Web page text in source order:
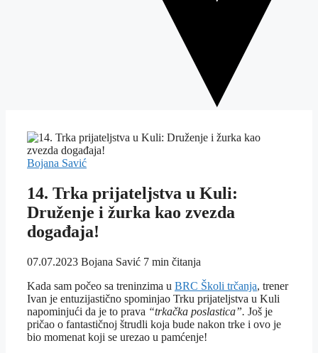
Bojana Savić
14. Trka prijateljstva u Kuli:
Druženje i žurka kao zvezda
događaja!
07.07.2023 Bojana Savić 7 min čitanja
Kada sam počeo sa treninzima u BRC Školi trčanja, trener
Ivan je entuzijastično spominjao Trku prijateljstva u Kuli
napominjući da je to prava “trkačka poslastica”. Još je
pričao o fantastičnoj štrudli koja bude nakon trke i ovo je
bio momenat koji se urezao u pamćenje!